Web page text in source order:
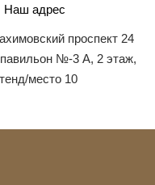
Наш адрес
проспект 24
№-3 А, 2 этаж,
место 10